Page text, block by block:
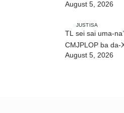
Finanseira Públika
August 5, 2026
JUSTISA
TL sei sai uma-
CMJPLOP ba da-
August 5, 2026